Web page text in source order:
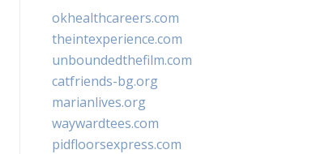
okhealthcareers.com
theintexperience.com
unboundedthefilm.com
catfriends-bg.org
marianlives.org
waywardtees.com
pidfloorsexpress.com